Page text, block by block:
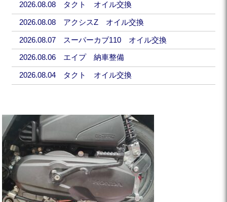
2026.08.08 タクト オイル交換
2026.08.08 アクシスZ オイル交換
2026.08.07 スーパーカブ110 オイル交換
2026.08.06 エイプ 納車整備
2026.08.04 タクト オイル交換